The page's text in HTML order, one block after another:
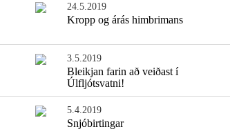
24.5.2019
Kropp og árás himbrimans
3.5.2019
Bleikjan farin að veiðast í
Úlfljótsvatni!
5.4.2019
Snjóbirtingar